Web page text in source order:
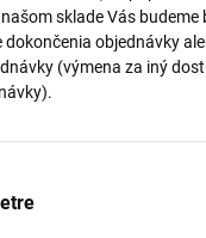
sklade Vás budeme
objednávky
(výmena za iný